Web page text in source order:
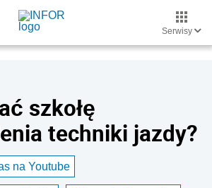
Serwisy
szkołę
techniki jazdy?
na Youtube